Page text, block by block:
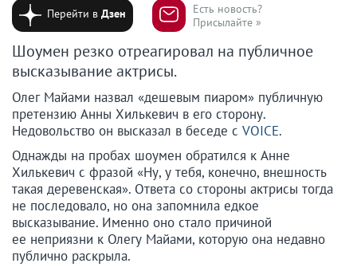
Перейти вДзен
Есть новость?
Присылайте »
Шоумен резко отреагировал на публичное
высказывание актрисы.
Олег Майами назвал «дешевым пиаром» публичную
претензию Анны Хилькевич в его сторону.
Недовольство он высказал в беседе с VOICE.
Однажды на пробах шоумен обратился к Анне
Хилькевич с фразой «Ну, у тебя, конечно, внешность
такая деревенская». Ответа со стороны актрисы тогда
не последовало, но она запомнила едкое
высказывание. Именно оно стало причиной
ее неприязни к Олегу Майами, которую она недавно
публично раскрыла.